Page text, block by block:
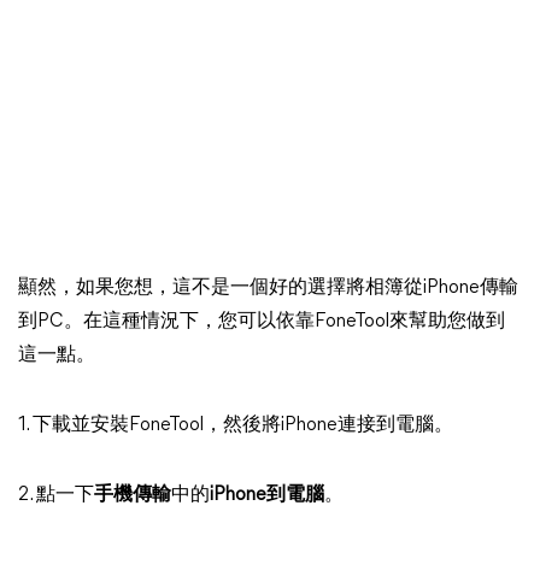
顯然，如果您想，這不是一個好的選擇將相簿從iPhone傳輸
到PC。在這種情況下，您可以依靠FoneTool來幫助您做到
這一點。
1. 下載並安裝FoneTool，然後將iPhone連接到電腦。
2. 點一下手機傳輸中的iPhone到電腦。